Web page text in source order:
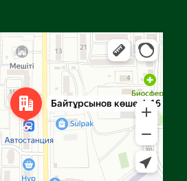
навигация, орындарды іздеу